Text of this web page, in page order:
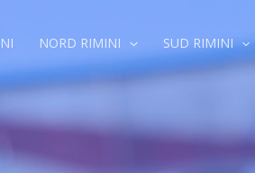
NORD RIMINI SUD RIMINI